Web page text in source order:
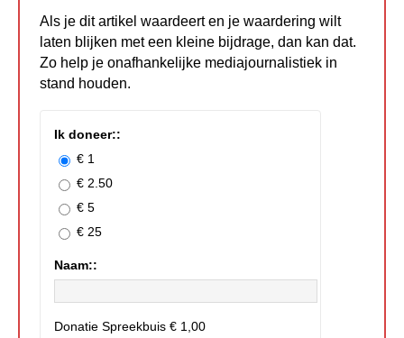
Als je dit artikel waardeert en je waardering wilt
laten blijken met een kleine bijdrage, dan kan dat.
Zo help je onafhankelijke mediajournalistiek in
stand houden.
Ik doneer::
€ 1
€ 2.50
€ 5
€ 25
Naam::
Donatie Spreekbuis € 1,00